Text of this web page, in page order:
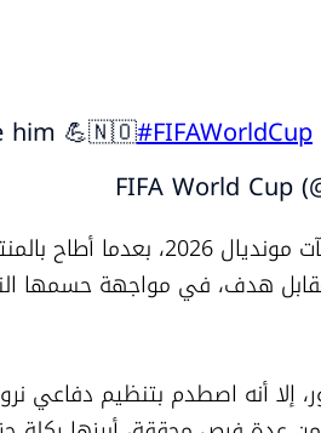
him 💪🇳🇴#FIFAWorldCup